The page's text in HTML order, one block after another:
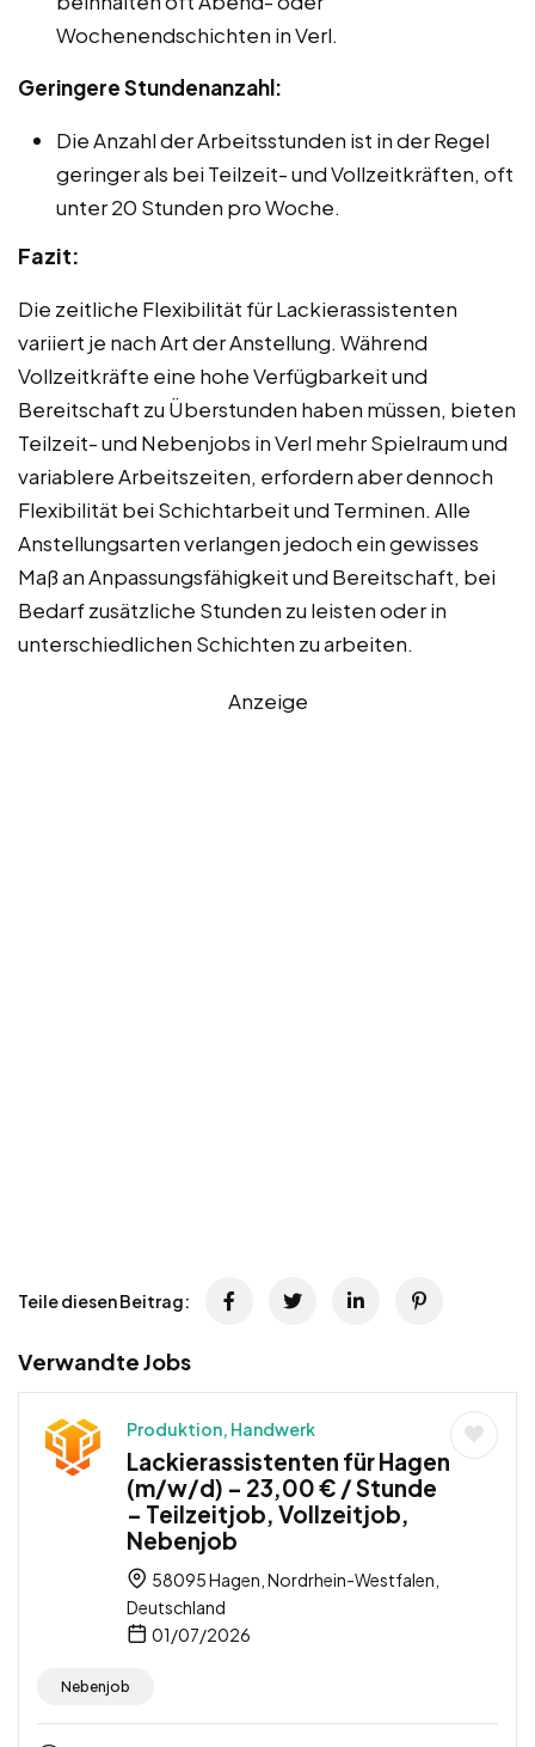
Wochenendschichten in Verl.
Geringere Stundenanzahl:
Die Anzahl der Arbeitsstunden ist in der Regel
geringer als bei Teilzeit- und Vollzeitkräften, oft
unter 20 Stunden pro Woche.
Fazit:
Die zeitliche Flexibilität für Lackierassistenten
variiert je nach Art der Anstellung. Während
Vollzeitkräfte eine hohe Verfügbarkeit und
Bereitschaft zu Überstunden haben müssen, bieten
Teilzeit- und Nebenjobs in Verl mehr Spielraum und
variablere Arbeitszeiten, erfordern aber dennoch
Flexibilität bei Schichtarbeit und Terminen. Alle
Anstellungsarten verlangen jedoch ein gewisses
Maß an Anpassungsfähigkeit und Bereitschaft, bei
Bedarf zusätzliche Stunden zu leisten oder in
unterschiedlichen Schichten zu arbeiten.
Anzeige
Teile diesen Beitrag:
Verwandte Jobs
Produktion, Handwerk
Lackierassistenten für Hagen
(m/w/d) – 23,00 € / Stunde
– Teilzeitjob, Vollzeitjob,
Nebenjob
58095 Hagen, Nordrhein-Westfalen,
Deutschland
01/07/2026
Nebenjob